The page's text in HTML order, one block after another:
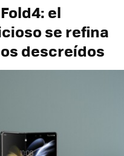
el
se refina
descreídos